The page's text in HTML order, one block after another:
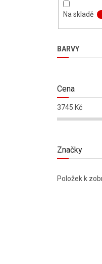
Na skladě
BARVY
Cena
3745 Kč
Značky
Položek k